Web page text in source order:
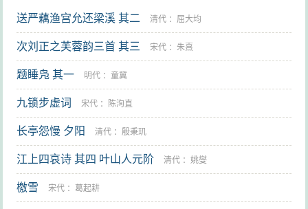
送严藕渔宫允还梁溪 其二 清代 ： 屈大均
次刘正之芙蓉韵三首 其三 宋代 ：朱熹
题睡凫 其一 明代 ：童冀
九锁步虚词 宋代 ： 陈洵直
长亭怨慢 夕阳 清代 ：殷秉玑
江上四哀诗 其四 叶山人元阶 清代 ：姚燮
檄雪 宋代 ：葛起耕